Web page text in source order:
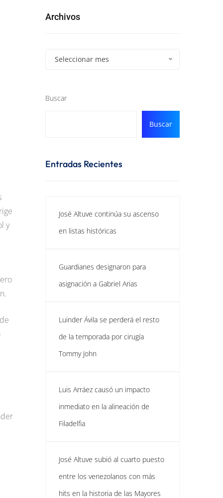
y
Archivos
Seleccionar mes
Buscar
Buscar
Entradas Recientes
José Altuve continúa su ascenso
en listas históricas
Guardianes designaron para
asignación a Gabriel Arias
Luinder Ávila se perderá el resto
de la temporada por cirugía
Tommy John
Luis Arráez causó un impacto
inmediato en la alineación de
Filadelfia
José Altuve subió al cuarto puesto
entre los venezolanos con más
hits en la historia de las Mayores